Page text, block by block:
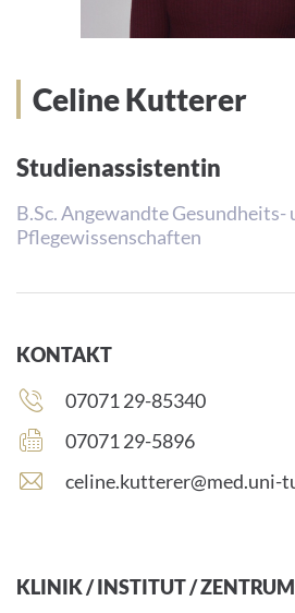
Celine Kutterer
Studienassistentin
B.Sc. Angewandte Gesundheits-
Pflegewissenschaften
KONTAKT
Telefonnummer:
07071 29-85340
Faxnummer:
07071 29-5896
E
i
l
celine.kutterer@med.uni-
KLINIK / INSTITUT / ZENTRUM